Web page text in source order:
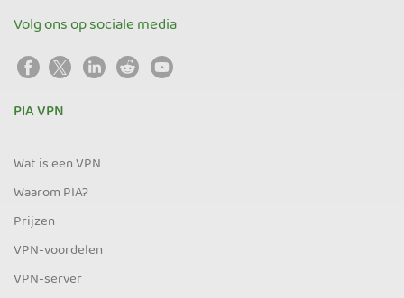
Volg ons op sociale media
PIA VPN
Wat is een VPN
Waarom PIA?
Prijzen
VPN-voordelen
VPN-server